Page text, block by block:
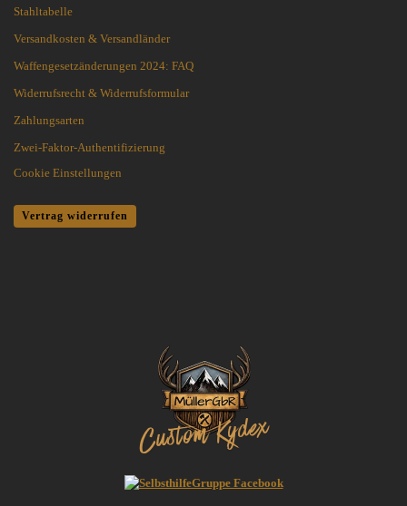
Stahltabelle
Versandkosten & Versandländer
Waffengesetzänderungen 2024: FAQ
Widerrufsrecht & Widerrufsformular
Zahlungsarten
Zwei-Faktor-Authentifizierung
Cookie Einstellungen
Vertrag widerrufen